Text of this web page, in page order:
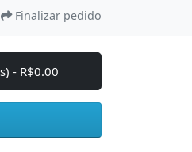
Finalizar pedido
- R$0.00